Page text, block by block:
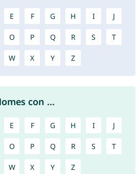
E F G H I J
O P Q R S T
W X Y Z
con ...
E F G H I J
O P Q R S T
W X Y Z